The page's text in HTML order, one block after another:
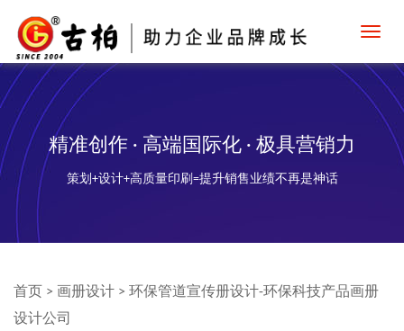
精准创作 · 高端国际化 · 极具营销力
策划+设计+高质量印刷=提升销售业绩不再是神话
首页 > 画册设计 > 环保管道宣传册设计-环保科技产品画册
设计公司